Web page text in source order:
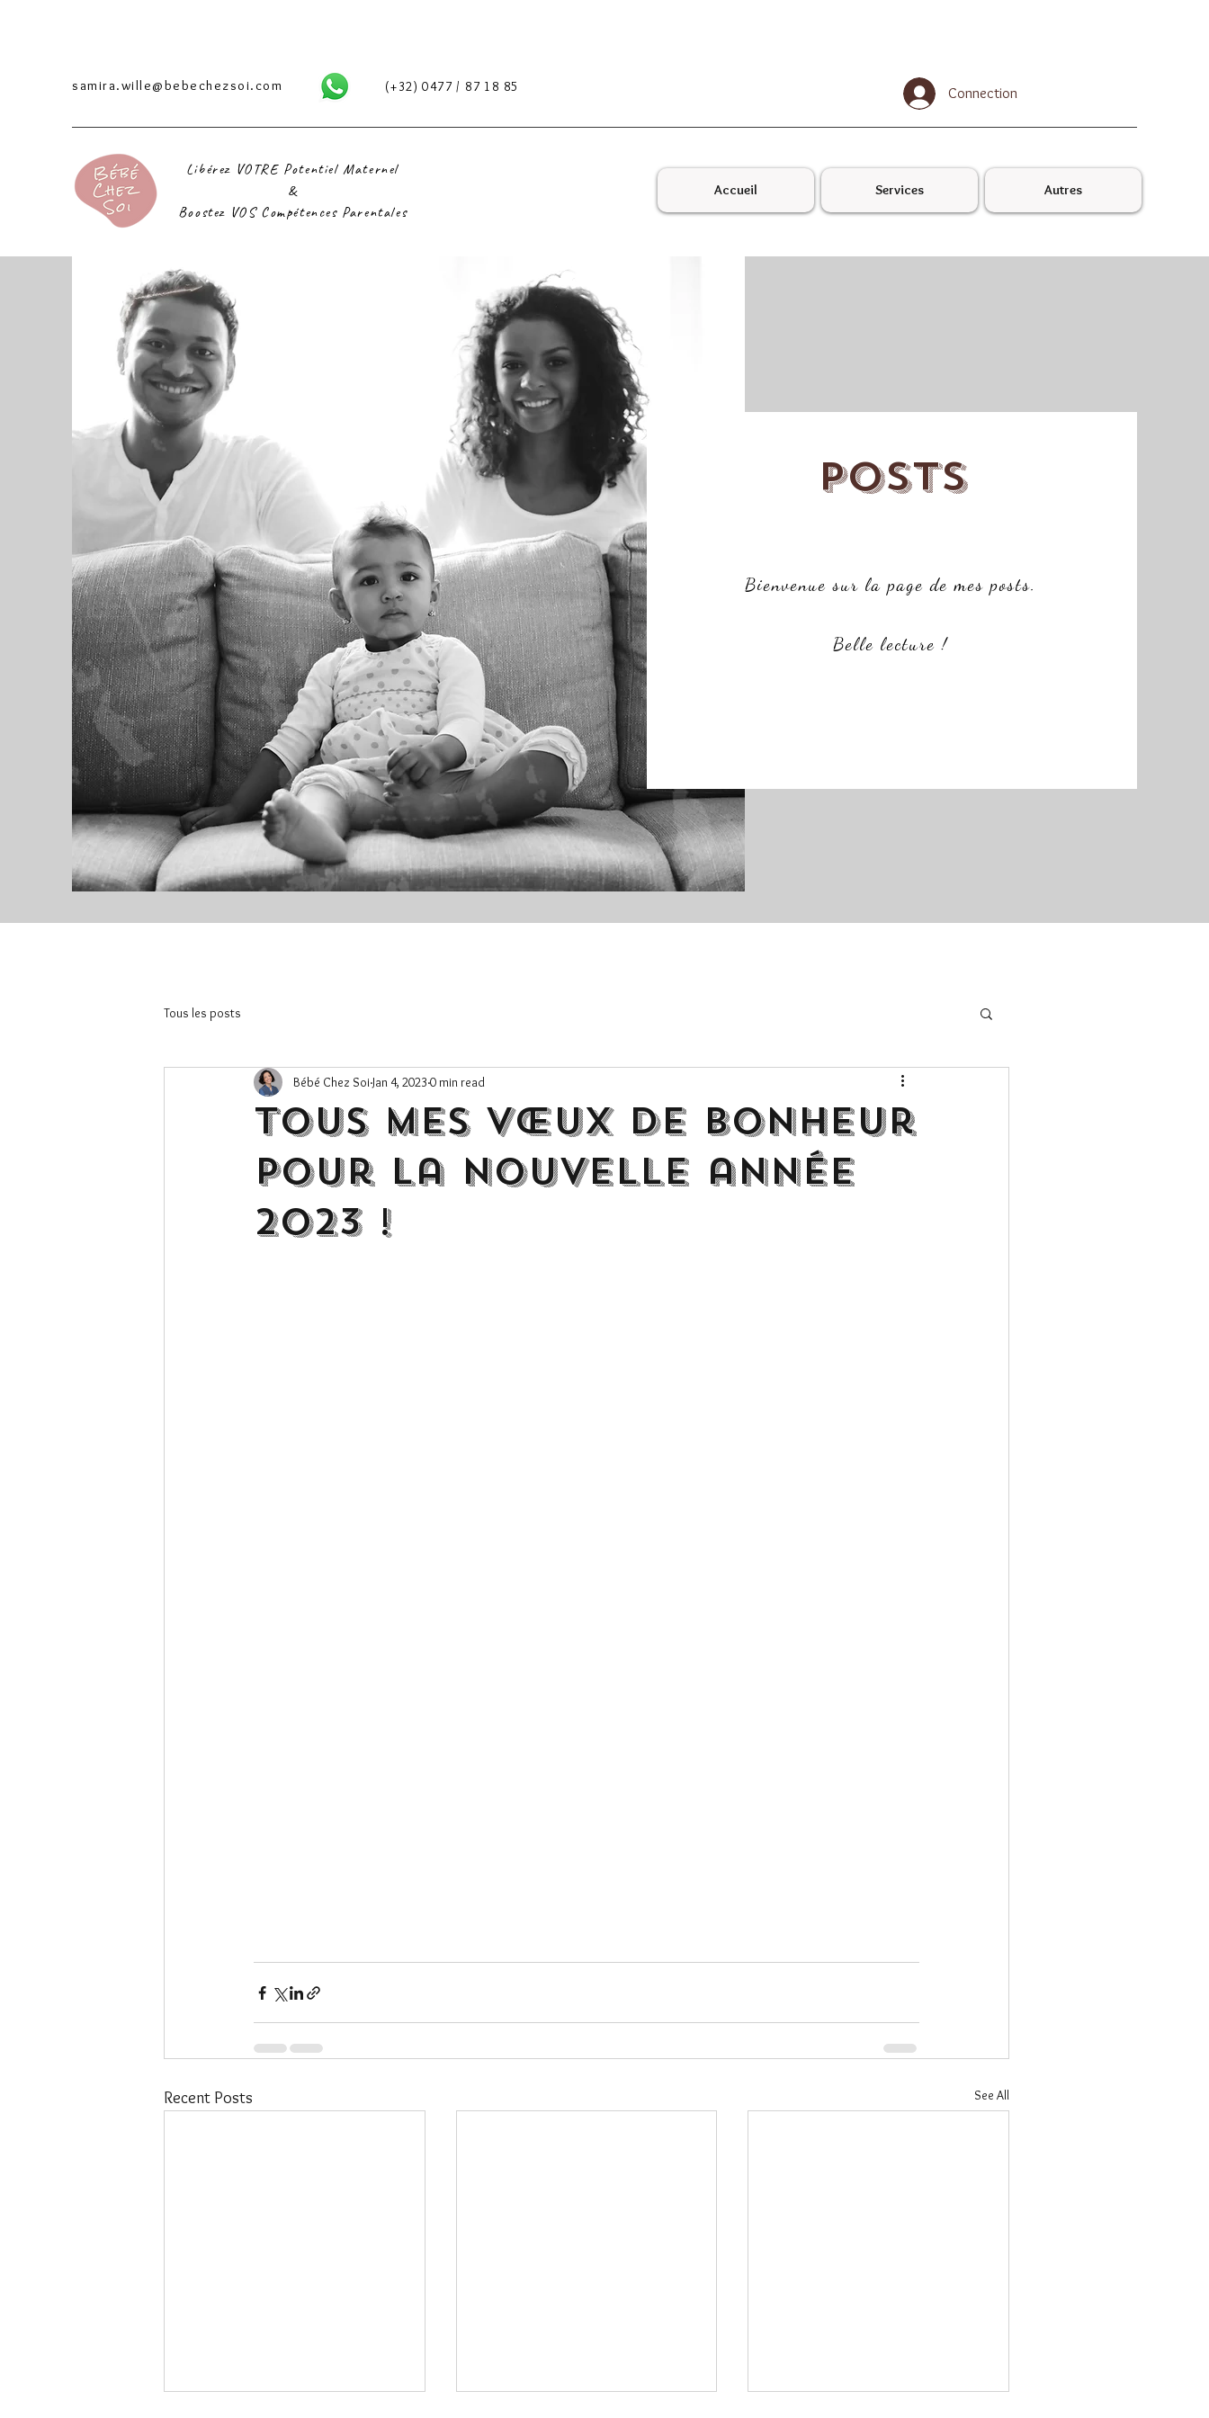
samira.wille@bebechezsoi.com (+32) 0477 / 87 18 85 Connection
Libérez VOTRE Potentiel Maternel
&
Boostez VOS Compétences Parentales
Accueil Services Autres
Posts
Bienvenue sur la page de mes posts.
Belle lecture !
Tous les posts
Tous mes vœux de bonheur
pour la nouvelle année
2023 !
Bébé Chez Soi Jan 4, 2023 0 min read
Recent Posts See All